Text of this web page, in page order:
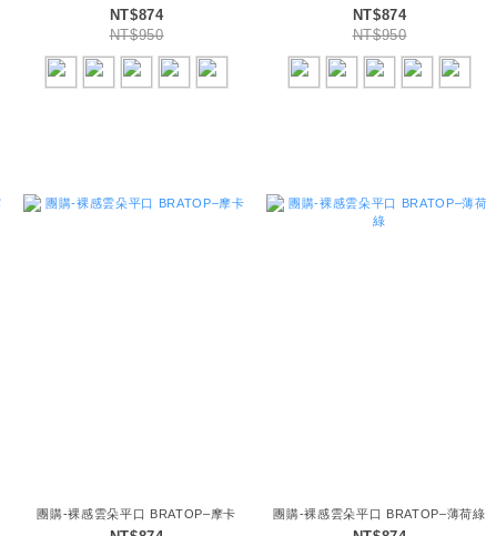
NT$874
NT$950
NT$874
NT$950
團購-裸感雲朵平口 BRATOP–摩卡 團購-裸感雲朵平口 BRATOP–薄荷綠